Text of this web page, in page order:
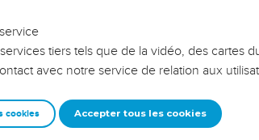
sur les erreurs
afin que leurs erreurs
un groupe ou une famille,
tiers tels que de la vidéo, des cartes
avec notre service de relation aux
cookies Accepter tous les cookies